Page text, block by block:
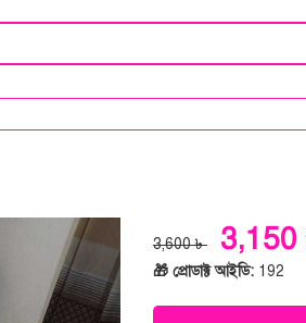
3,600 ৳ 3,150
🎁 প্রোডাক্ট আইডি: 192